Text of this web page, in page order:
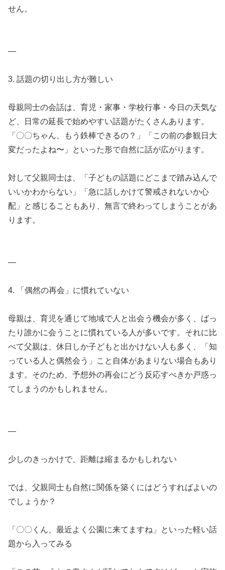
せん。
—
3. 話題の切り出し方が難しい
母親同士の会話は、育児・家事・学校行事・今日の天気な
ど、日常の延長で始めやすい話題がたくさんあります。
「〇〇ちゃん、もう鉄棒できるの？」「この前の参観日大
変だったよね〜」といった形で自然に話が広がります。
対して父親同士は、「子どもの話題にどこまで踏み込んで
いいかわからない」「急に話しかけて警戒されないか心
配」と感じることもあり、無言で終わってしまうことがあ
ります。
—
4. 「偶然の再会」に慣れていない
母親は、育児を通じて地域で人と出会う機会が多く、ばっ
たり誰かに会うことに慣れている人が多いです。それに比
べて父親は、休日しか子どもと出かけない人も多く、「知
っている人と偶然会う」こと自体があまりない場合もあり
ます。そのため、予想外の再会にどう反応すべきか戸惑っ
てしまうのかもしれません。
—
少しのきっかけで、距離は縮まるかもしれない
では、父親同士も自然に関係を築くにはどうすればよいの
でしょうか？
「〇〇くん、最近よく公園に来てますね」といった軽い話
題から入ってみる